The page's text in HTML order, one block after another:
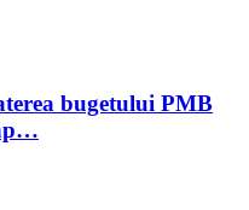
bugetului PMB